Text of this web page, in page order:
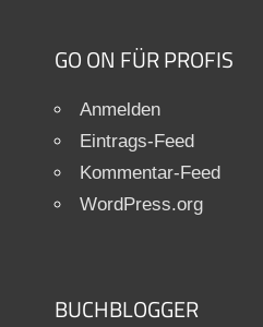
GO ON FÜR PROFIS
Anmelden
Eintrags-Feed
Kommentar-Feed
WordPress.org
BUCHBLOGGER